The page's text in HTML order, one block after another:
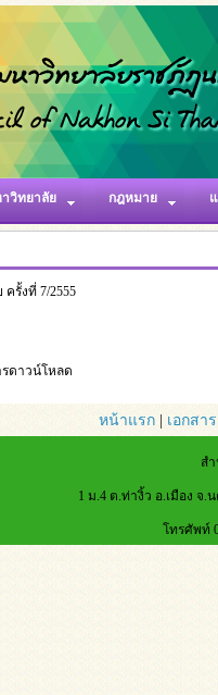
วิทยาลัย กฎหมาย
รั้งที่ 7/2555
ดาวน์โหลด
หน้าแรก เอกสา
ส
1 ม.4 ต.ท่างิ้ว อ.เมือง จ.น
โทรศัพท์